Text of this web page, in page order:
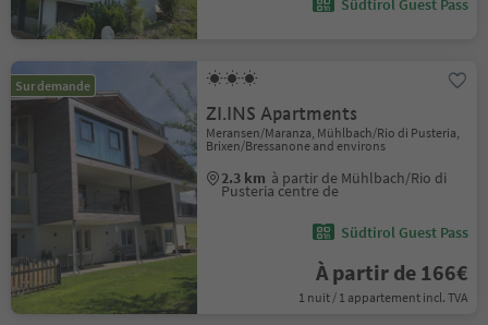
Südtirol Guest Pass
Sur demande
ZI.INS Apartments
Meransen/Maranza, Mühlbach/Rio di Pusteria,
Brixen/Bressanone and environs
2.3 km à partir de Mühlbach/Rio di
Pusteria centre de
Südtirol Guest Pass
À partir de 166€
1 nuit / 1 appartement incl. TVA